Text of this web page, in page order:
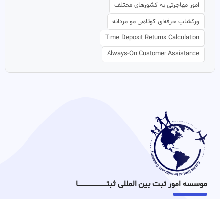
امور مهاجرتی به کشورهای مختلف
ورکشاپ حرفه‌ای کوتاهی مو مردانه
Time Deposit Returns Calculation
Always-On Customer Assistance
موسسه امور ثبت بین المللی ثبتـــــــــــــــــــــــــــــا